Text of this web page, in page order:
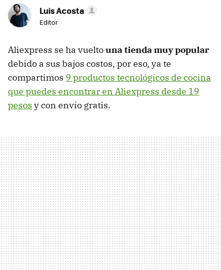
Luis Acosta
Editor
Aliexpress se ha vueltouna tienda muy popular
debido a sus bajos costos, por eso, ya te
compartimos 9 productos tecnológicos de cocina
que puedes encontrar en Aliexpress desde 19
pesos y con envío gratis.